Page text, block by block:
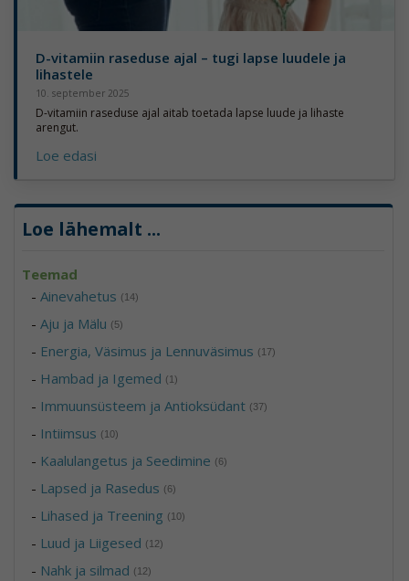
D-vitamiin raseduse ajal – tugi lapse luudele ja
lihastele
10. september 2025
D-vitamiin raseduse ajal aitab toetada lapse luude ja lihaste
arengut.
Loe edasi
Loe lähemalt ...
Teemad
-Ainevahetus (14)
-Aju ja Mälu (5)
- Energia, Väsimus ja Lennuväsimus (17)
- Hambad ja Igemed (1)
- Immuunsüsteem ja Antioksüdant (37)
- Intiimsus (10)
- Kaalulangetus ja Seedimine (6)
- Lapsed ja Rasedus (6)
- Lihased ja Treening (10)
- Luud ja Liigesed (12)
- Nahk ja silmad (12)